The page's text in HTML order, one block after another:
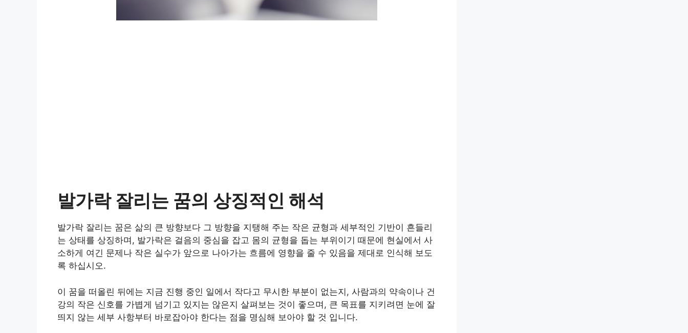
발가락 잘리는 꿈의 상징적인 해석
발가락 잘리는 꿈은 삶의 큰 방향보다 그 방향을 지탱해 주는 작은 균형과 세부적인 기반이 흔들리
는 상태를 상징하며, 발가락은 걸음의 중심을 잡고 몸의 균형을 돕는 부위이기 때문에 현실에서 사
소하게 여긴 문제나 작은 실수가 앞으로 나아가는 흐름에 영향을 줄 수 있음을 제대로 인식해 보도
록 하십시오.
이 꿈을 떠올린 뒤에는 지금 진행 중인 일에서 작다고 무시한 부분이 없는지, 사람과의 약속이나 건
강의 작은 신호를 가볍게 넘기고 있지는 않은지 살펴보는 것이 좋으며, 큰 목표를 지키려면 눈에 잘
띄지 않는 세부 사항부터 바로잡아야 한다는 점을 명심해 보아야 할 것 입니다.